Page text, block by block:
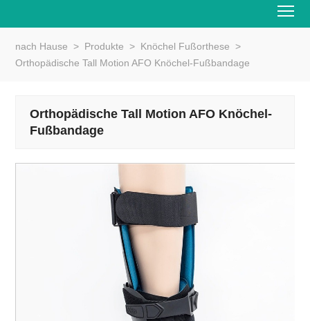
nach Hause > Produkte > Knöchel Fußorthese >
Orthopädische Tall Motion AFO Knöchel-Fußbandage
Orthopädische Tall Motion AFO Knöchel-
Fußbandage